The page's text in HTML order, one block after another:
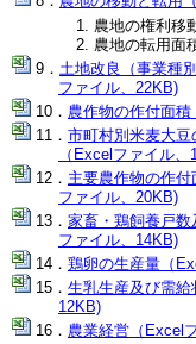
農地の権利移
農地の転用面
土地改良（事業種
ファイル、22KB)
農作物の作付面
市町村別米麦大
（Excelファイル、
主要農作物の作
ファイル、20KB)
家畜・鶏飼養戸
ファイル、14KB)
鶏卵の生産量（
生乳生産及び需給
12KB)
農業経営（Excel